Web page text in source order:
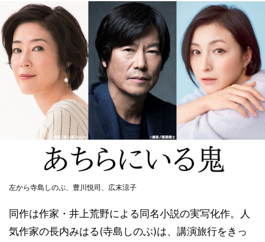
左から寺島しのぶ、豊川悦司、広末涼子
同作は作家・井上荒野による同名小説の実写化作。人
気作家の長内みはる(寺島しのぶ)は、講演旅行をきっ